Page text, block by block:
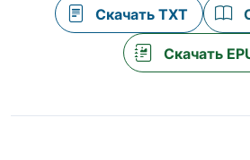
Скачать TXT
Скачать